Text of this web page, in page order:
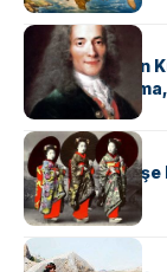
KÜLTÜR
Voltaire Neden
Kutsal, Ne
KÜLTÜR
Geyşalar Fahişe
KÜLTÜR